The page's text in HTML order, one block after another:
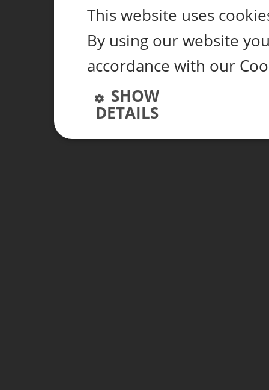
This website uses
By using our website
accordance with our
SHOW
DETAILS